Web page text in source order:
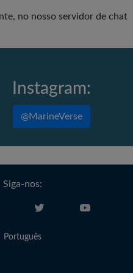
no nosso servidor de chat
Instagram:
@MarineVerse
Siga-nos:
Português